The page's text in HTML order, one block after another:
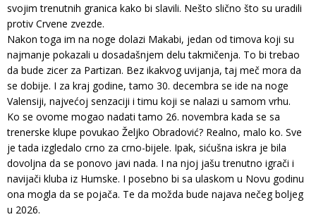
svojim trenutnih granica kako bi slavili. Nešto slično što su uradili
protiv Crvene zvezde.
Nakon toga im na noge dolazi Makabi, jedan od timova koji su
najmanje pokazali u dosadašnjem delu takmičenja. To bi trebao
da bude zicer za Partizan. Bez ikakvog uvijanja, taj meč mora da
se dobije. I za kraj godine, tamo 30. decembra se ide na noge
Valensiji, najvećoj senzaciji i timu koji se nalazi u samom vrhu.
Ko se ovome mogao nadati tamo 26. novembra kada se sa
trenerske klupe povukao Željko Obradović? Realno, malo ko. Sve
je tada izgledalo crno za crno-bijele. Ipak, sićušna iskra je bila
dovoljna da se ponovo javi nada. I na njoj jašu trenutno igrači i
navijači kluba iz Humske. I posebno bi sa ulaskom u Novu godinu
ona mogla da se pojača. Te da možda bude najava nečeg boljeg
u 2026.